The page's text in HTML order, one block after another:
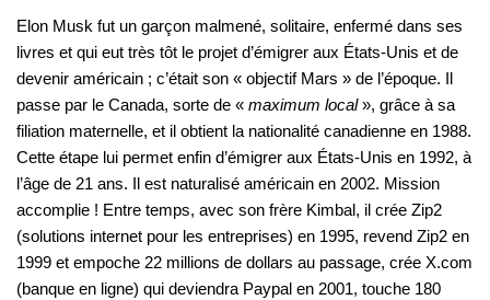
Elon Musk fut un garçon malmené, solitaire, enfermé dans ses
livres et qui eut très tôt le projet d’émigrer aux États-Unis et de
devenir américain ; c’était son « objectif Mars » de l’époque. Il
passe par le Canada, sorte de « maximum local», grâce à sa
filiation maternelle, et il obtient la nationalité canadienne en 1988.
Cette étape lui permet enfin d’émigrer aux États-Unis en 1992, à
l’âge de 21 ans. Il est naturalisé américain en 2002. Mission
accomplie ! Entre temps, avec son frère Kimbal, il crée Zip2
(solutions internet pour les entreprises) en 1995, revend Zip2 en
1999 et empoche 22 millions de dollars au passage, crée X.com
(banque en ligne) qui deviendra Paypal en 2001, touche 180